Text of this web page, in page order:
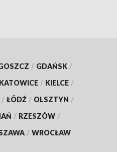
/ GDAŃSK /
KATOWICE / KIELCE /
/ ŁÓDŹ / OLSZTYN /
/ RZESZÓW /
/ WROCŁAW